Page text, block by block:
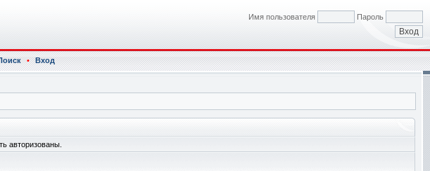
Имя пользователя Пароль
• Вход
авторизованы.